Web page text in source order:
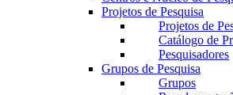
Projetos de Pesquisa
Projetos de
Catálogo de
Pesquisadores
Grupos de Pesquisa
Grupos